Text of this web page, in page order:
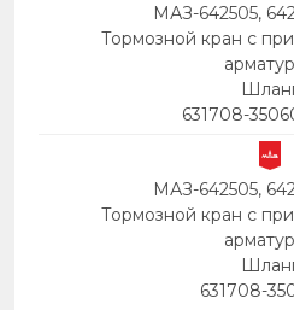
МАЗ-642505,
Тормозной кран с
631708-
МАЗ-642505,
Тормозной кран с
631708-